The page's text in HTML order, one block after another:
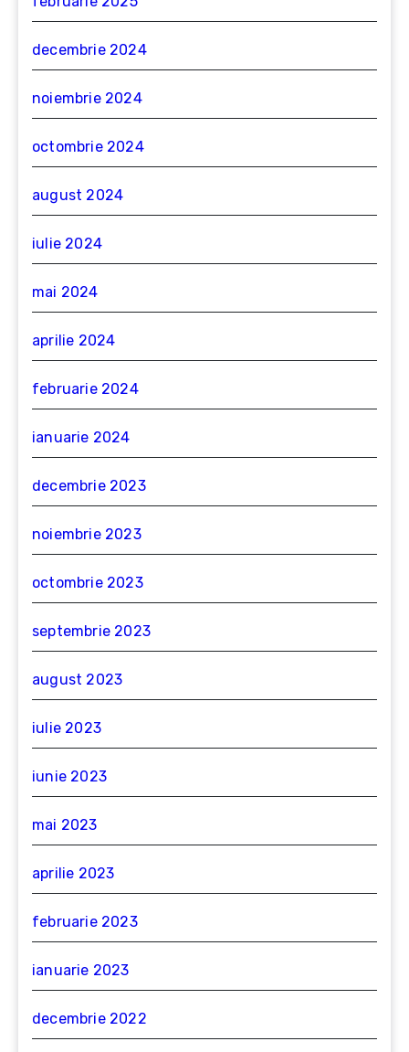
decembrie 2024
noiembrie 2024
octombrie 2024
august 2024
iulie 2024
mai 2024
aprilie 2024
februarie 2024
ianuarie 2024
decembrie 2023
noiembrie 2023
octombrie 2023
septembrie 2023
august 2023
iulie 2023
iunie 2023
mai 2023
aprilie 2023
februarie 2023
ianuarie 2023
decembrie 2022